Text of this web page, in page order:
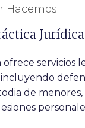
Hacemos
Jurídica
servicios
incluyendo
de